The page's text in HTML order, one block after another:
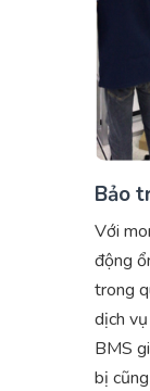
Bảo
Với
động
trong
dịch
BMS
bị